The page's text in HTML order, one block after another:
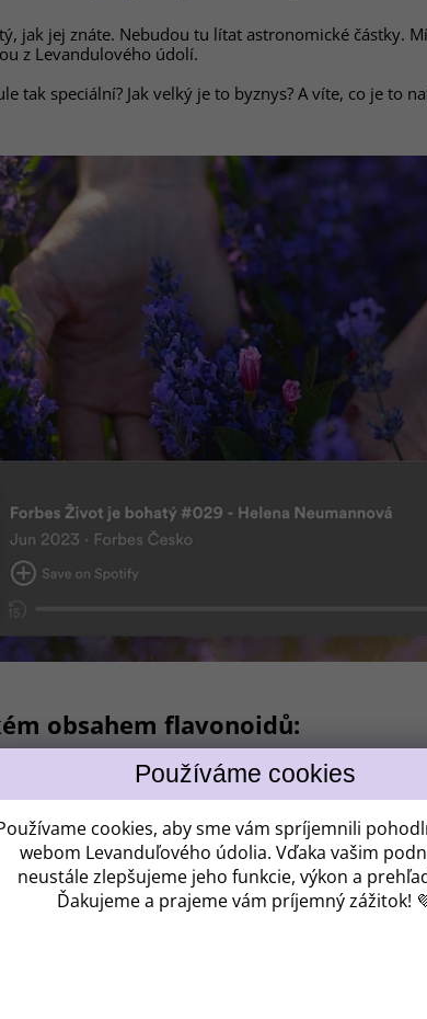
cookies, aby sme vám spríjemnili
webom Levanduľového údolia. Vďaka vašim
neustále zlepšujeme jeho funkcie, výkon a
Ďakujeme a prajeme vám príjemný zážitok!
jak jej znáte. Nebudou tu lítat astronomické částky.
z Levandulového údolí.
tak speciální? Jak velký je to byznys? A víte, co je to
obsahem flavonoidů:
Kam